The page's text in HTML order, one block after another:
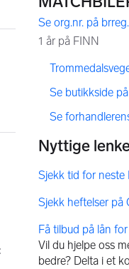
,
Se butikkside
Se
Få tilbud på lån
Vil du hjelpe oss
bedre? Delta i et